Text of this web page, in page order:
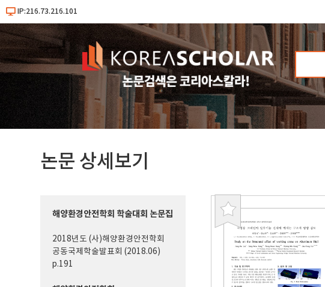
IP:216.73.216.101
논문 상세보기
북
크
해양환경안전학회 학술대회 논문집
2018년도 (사)해양환경안전학회
공동국제학술발표회 (2018.06)
p.191